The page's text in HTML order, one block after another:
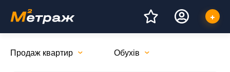
Продаж квартир Обухів